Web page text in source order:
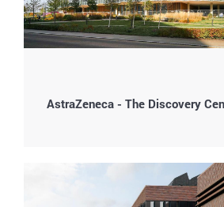
AstraZeneca - The Discovery